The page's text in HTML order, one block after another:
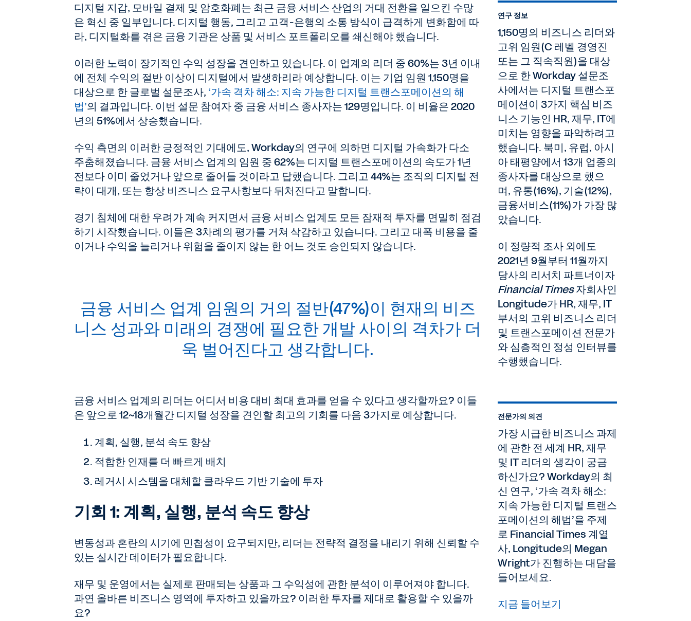
디지털 지갑, 모바일 결제 및 암호화폐는 최근 금융 서비스 산업의 거대 전환을 일으킨 수많
은 혁신 중 일부입니다. 디지털 행동, 그리고 고객-은행의 소통 방식이 급격하게 변화함에 따
라, 디지털화를 겪은 금융 기관은 상품 및 서비스 포트폴리오를 쇄신해야 했습니다.
이러한 노력이 장기적인 수익 성장을 견인하고 있습니다. 이 업계의 리더 중 60%는 3년 이내
에 전체 수익의 절반 이상이 디지털에서 발생하리라 예상합니다. 이는 기업 임원 1,150명을
대상으로 한 글로벌 설문조사, ‘가속 격차 해소: 지속 가능한 디지털 트랜스포메이션의 해
법’의 결과입니다. 이번 설문 참여자 중 금융 서비스 종사자는 129명입니다. 이 비율은 2020
년의 51%에서 상승했습니다.
수익 측면의 이러한 긍정적인 기대에도, Workday의 연구에 의하면 디지털 가속화가 다소
주춤해졌습니다. 금융 서비스 업계의 임원 중 62%는 디지털 트랜스포메이션의 속도가 1년
전보다 이미 줄었거나 앞으로 줄어들 것이라고 답했습니다. 그리고 44%는 조직의 디지털 전
략이 대개, 또는 항상 비즈니스 요구사항보다 뒤처진다고 말합니다.
경기 침체에 대한 우려가 계속 커지면서 금융 서비스 업계도 모든 잠재적 투자를 면밀히 점검
하기 시작했습니다. 이들은 3차례의 평가를 거쳐 삭감하고 있습니다. 그리고 대폭 비용을 줄
이거나 수익을 늘리거나 위험을 줄이지 않는 한 어느 것도 승인되지 않습니다.
금융 서비스 업계 임원의 거의 절반(47%)이 현재의 비즈
니스 성과와 미래의 경쟁에 필요한 개발 사이의 격차가 더
욱 벌어진다고 생각합니다.
금융 서비스 업계의 리더는 어디서 비용 대비 최대 효과를 얻을 수 있다고 생각할까요? 이들
은 앞으로 12~18개월간 디지털 성장을 견인할 최고의 기회를 다음 3가지로 예상합니다.
계획, 실행, 분석 속도 향상
적합한 인재를 더 빠르게 배치
레거시 시스템을 대체할 클라우드 기반 기술에 투자
기회 1: 계획, 실행, 분석 속도 향상
변동성과 혼란의 시기에 민첩성이 요구되지만, 리더는 전략적 결정을 내리기 위해 신뢰할 수
있는 실시간 데이터가 필요합니다.
재무 및 운영에서는 실제로 판매되는 상품과 그 수익성에 관한 분석이 이루어져야 합니다.
과연 올바른 비즈니스 영역에 투자하고 있을까요? 이러한 투자를 제대로 활용할 수 있을까
요?
연구 정보
1,150명의 비즈니스 리더와
고위 임원(C 레벨 경영진
또는 그 직속직원)을 대상
으로 한 Workday 설문조
사에서는 디지털 트랜스포
메이션이 3가지 핵심 비즈
니스 기능인 HR, 재무, IT에
미치는 영향을 파악하려고
했습니다. 북미, 유럽, 아시
아 태평양에서 13개 업종의
종사자를 대상으로 했으
며, 유통(16%), 기술(12%),
금융서비스(11%)가 가장 많
았습니다.
이 정량적 조사 외에도
2021년 9월부터 11월까지
당사의 리서치 파트너이자
Financial Times자회사인
Longitude가 HR, 재무, IT
부서의 고위 비즈니스 리더
및 트랜스포메이션 전문가
와 심층적인 정성 인터뷰를
수행했습니다.
전문가의 의견
가장 시급한 비즈니스 과제
에 관한 전 세계 HR, 재무
및 IT 리더의 생각이 궁금
하신가요? Workday의 최
신 연구, ‘가속 격차 해소:
지속 가능한 디지털 트랜스
포메이션의 해법’을 주제
로 Financial Times 계열
사, Longitude의 Megan
Wright가 진행하는 대담을
들어보세요.
지금 들어보기